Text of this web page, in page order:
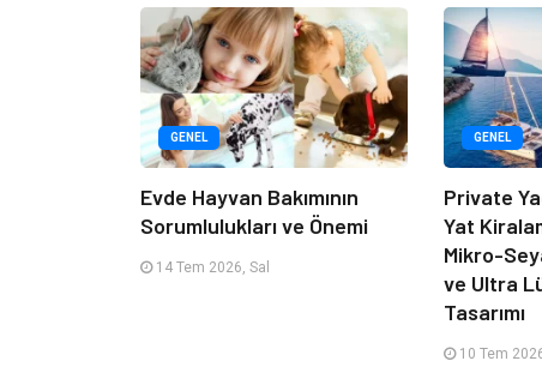
GENEL
Evde Hayvan Bakımının
Sorumlulukları ve Önemi
14 Tem 2026, Sal
GENEL
Private
Yat
Mikro-
ve Ultra
Tasarımı
10 Tem